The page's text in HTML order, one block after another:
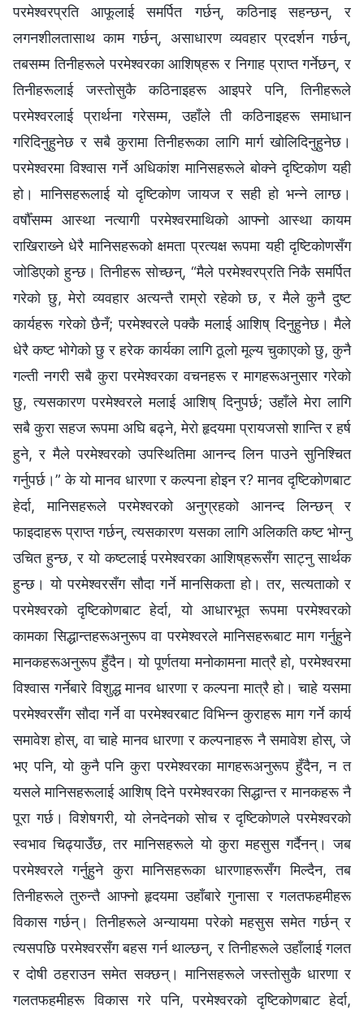
परमेश्‍वरप्रति आफूलाई समर्पित गर्छन्, कठिनाइ सहन्छन्, र
लगनशीलतासाथ काम गर्छन्, असाधारण व्यवहार प्रदर्शन गर्छन्,
तबसम्‍म तिनीहरूले परमेश्‍वरका आशिष्‌हरू र निगाह प्राप्त गर्नेछन्, र
तिनीहरूलाई जस्तोसुकै कठिनाइहरू आइपरे पनि, तिनीहरूले
परमेश्‍वरलाई प्रार्थना गरेसम्म, उहाँले ती कठिनाइहरू समाधान
गरिदिनुहुनेछ र सबै कुरामा तिनीहरूका लागि मार्ग खोलिदिनुहुनेछ।
परमेश्‍वरमा विश्‍वास गर्ने अधिकांश मानिसहरूले बोक्ने दृष्टिकोण यही
हो। मानिसहरूलाई यो दृष्टिकोण जायज र सही हो भन्‍ने लाग्छ।
वर्षौँसम्म आस्था नत्यागी परमेश्‍वरमाथिको आफ्नो आस्था कायम
राखिराख्‍ने धेरै मानिसहरूको क्षमता प्रत्यक्ष रूपमा यही दृष्टिकोणसँग
जोडिएको हुन्छ। तिनीहरू सोच्छन्, “मैले परमेश्‍वरप्रति निकै समर्पित
गरेको छु, मेरो व्यवहार अत्यन्तै राम्रो रहेको छ, र मैले कुनै दुष्ट
कार्यहरू गरेको छैनँ; परमेश्‍वरले पक्कै मलाई आशिष् दिनुहुनेछ। मैले
धेरै कष्ट भोगेको छु र हरेक कार्यका लागि ठूलो मूल्य चुकाएको छु, कुनै
गल्ती नगरी सबै कुरा परमेश्‍वरका वचनहरू र मागहरूअनुसार गरेको
छु, त्यसकारण परमेश्‍वरले मलाई आशिष् दिनुपर्छ; उहाँले मेरा लागि
सबै कुरा सहज रूपमा अघि बढ्ने, मेरो हृदयमा प्रायजसो शान्ति र हर्ष
हुने, र मैले परमेश्‍वरको उपस्थितिमा आनन्द लिन पाउने सुनिश्‍चित
गर्नुपर्छ।” के यो मानव धारणा र कल्पना होइन र? मानव दृष्टिकोणबाट
हेर्दा, मानिसहरूले परमेश्‍वरको अनुग्रहको आनन्द लिन्छन् र
फाइदाहरू प्राप्त गर्छन्, त्यसकारण यसका लागि अलिकति कष्ट भोग्‍नु
उचित हुन्छ, र यो कष्टलाई परमेश्‍वरका आशिष्‌हरूसँग साट्नु सार्थक
हुन्छ। यो परमेश्‍वरसँग सौदा गर्ने मानसिकता हो। तर, सत्यताको र
परमेश्‍वरको दृष्टिकोणबाट हेर्दा, यो आधारभूत रूपमा परमेश्‍वरको
कामका सिद्धान्तहरूअनुरूप वा परमेश्‍वरले मानिसहरूबाट माग गर्नुहुने
मानकहरूअनुरूप हुँदैन। यो पूर्णतया मनोकामना मात्रै हो, परमेश्‍वरमा
विश्‍वास गर्नेबारे विशुद्ध मानव धारणा र कल्पना मात्रै हो। चाहे यसमा
परमेश्‍वरसँग सौदा गर्ने वा परमेश्‍वरबाट विभिन्‍न कुराहरू माग गर्ने कार्य
समावेश होस्, वा चाहे मानव धारणा र कल्‍पनाहरू नै समावेश होस्, जे
भए पनि, यो कुनै पनि कुरा परमेश्‍वरका मागहरूअनुरूप हुँदैन, न त
यसले मानिसहरूलाई आशिष् दिने परमेश्‍वरका सिद्धान्त र मानकहरू नै
पूरा गर्छ। विशेषगरी, यो लेनदेनको सोच र दृष्टिकोणले परमेश्‍वरको
स्वभाव चिढ्याउँछ, तर मानिसहरूले यो कुरा महसुस गर्दैनन्। जब
परमेश्‍वरले गर्नुहुने कुरा मानिसहरूका धारणाहरूसँग मिल्दैन, तब
तिनीहरूले तुरुन्तै आफ्नो हृदयमा उहाँबारे गुनासा र गलतफहमीहरू
विकास गर्छन्। तिनीहरूले अन्यायमा परेको महसुस समेत गर्छन् र
त्यसपछि परमेश्‍वरसँग बहस गर्न थाल्छन्, र तिनीहरूले उहाँलाई गलत
र दोषी ठहराउन समेत सक्छन्। मानिसहरूले जस्तोसुकै धारणा र
गलतफहमीहरू विकास गरे पनि, परमेश्‍वरको दृष्टिकोणबाट हेर्दा,